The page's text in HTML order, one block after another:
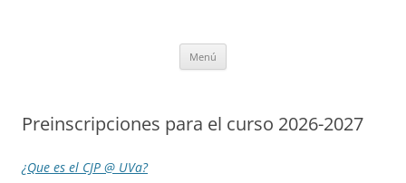
Menú
Preinscripciones para el curso 2026-2027
¿Que es el CJP @ UVa?